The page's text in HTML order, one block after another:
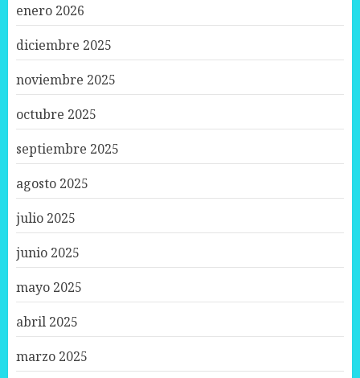
enero 2026
diciembre 2025
noviembre 2025
octubre 2025
septiembre 2025
agosto 2025
julio 2025
junio 2025
mayo 2025
abril 2025
marzo 2025